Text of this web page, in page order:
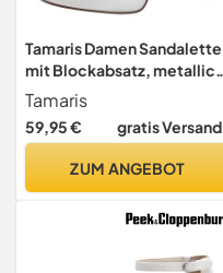
Tamaris Damen Sandalette
mit Blockabsatz, metallic,
41 EU
Tamaris
59,95 € gratis Versand
ZUM ANGEBOT